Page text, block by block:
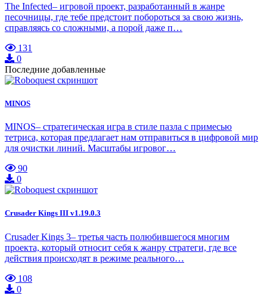
The Infected– игровой проект, разработанный в жанре
песочницы, где тебе предстоит побороться за свою жизнь,
справляясь со сложными, а порой даже п…
131
0
Последние добавленные
MINOS
MINOS– стратегическая игра в стиле пазла с примесью
тетриса, которая предлагает нам отправиться в цифровой мир
для очистки линий. Масштабы игровог…
90
0
Crusader Kings III v1.19.0.3
Crusader Kings 3– третья часть полюбившегося многим
проекта, который относит себя к жанру стратеги, где все
действия происходят в режиме реального…
108
0